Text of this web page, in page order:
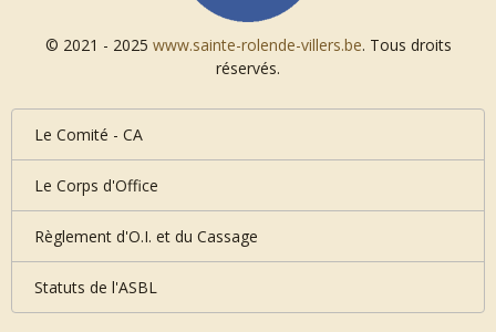
© 2021 - 2025 www.sainte-rolende-villers.be. Tous droits
réservés.
Le Comité - CA
Le Corps d'Office
Règlement d'O.I. et du Cassage
Statuts de l'ASBL